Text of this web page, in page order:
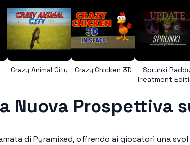
Crazy Animal City Crazy Chicken 3D
Sprunki Raddy
Treatment
Nuova Prospettiva
di Pyramixed, offrendo ai giocatori una